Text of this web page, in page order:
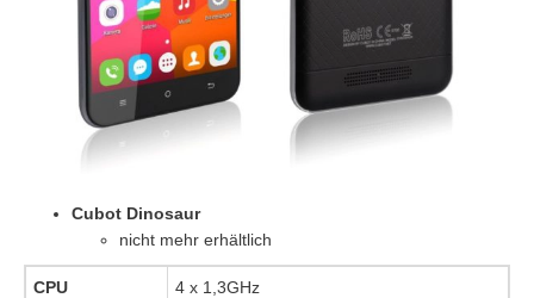
Cubot Dinosaur
nicht mehr erhältlich
CPU 4 x 1,3GHz